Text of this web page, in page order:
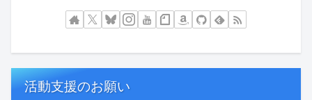
活動支援のお願い